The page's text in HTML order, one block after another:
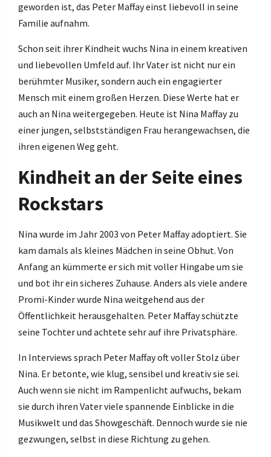
geworden ist, das Peter Maffay einst liebevoll in seine
Familie aufnahm.
Schon seit ihrer Kindheit wuchs Nina in einem kreativen
und liebevollen Umfeld auf. Ihr Vater ist nicht nur ein
berühmter Musiker, sondern auch ein engagierter
Mensch mit einem großen Herzen. Diese Werte hat er
auch an Nina weitergegeben. Heute ist Nina Maffay zu
einer jungen, selbstständigen Frau herangewachsen, die
ihren eigenen Weg geht.
Kindheit an der Seite eines
Rockstars
Nina wurde im Jahr 2003 von Peter Maffay adoptiert. Sie
kam damals als kleines Mädchen in seine Obhut. Von
Anfang an kümmerte er sich mit voller Hingabe um sie
und bot ihr ein sicheres Zuhause. Anders als viele andere
Promi-Kinder wurde Nina weitgehend aus der
Öffentlichkeit herausgehalten. Peter Maffay schützte
seine Tochter und achtete sehr auf ihre Privatsphäre.
In Interviews sprach Peter Maffay oft voller Stolz über
Nina. Er betonte, wie klug, sensibel und kreativ sie sei.
Auch wenn sie nicht im Rampenlicht aufwuchs, bekam
sie durch ihren Vater viele spannende Einblicke in die
Musikwelt und das Showgeschäft. Dennoch wurde sie nie
gezwungen, selbst in diese Richtung zu gehen.